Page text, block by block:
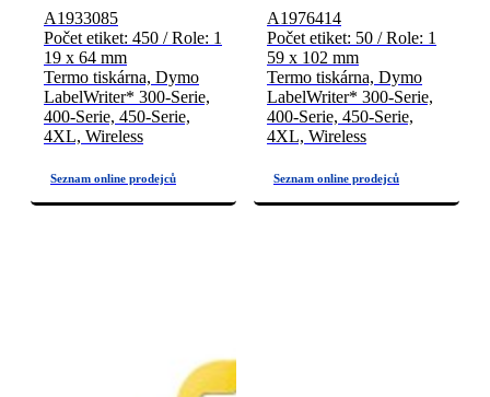
A1933085
Počet etiket: 450 / Role: 1
19 x 64 mm
Termo tiskárna, Dymo
LabelWriter* 300-Serie,
400-Serie, 450-Serie,
4XL, Wireless
A1976414
Počet etiket: 50 / Role: 1
59 x 102 mm
Termo tiskárna, Dymo
LabelWriter* 300-Serie,
400-Serie, 450-Serie,
4XL, Wireless